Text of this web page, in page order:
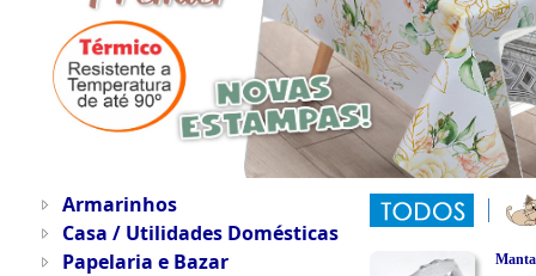
Armarinhos
Casa / Utilidades Domésticas
Papelaria e Bazar